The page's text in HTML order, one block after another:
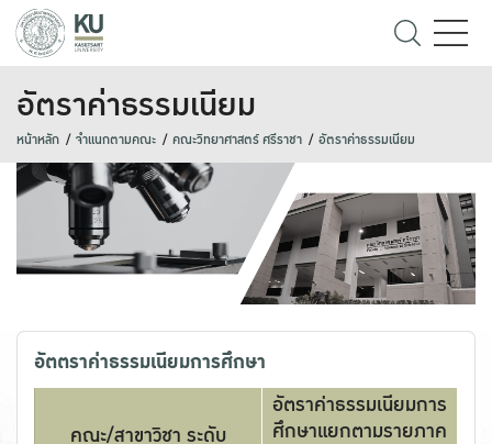
อัตราค่าธรรมเนียม
หน้าหลัก จำแนกตามคณะ คณะวิทยาศาสตร์ ศรีราชา อัตราค่าธรรมเนียม
อัตตราค่าธรรมเนียมการศึกษา
คณะ/สาขาวิชา ระดับ
อัตราค่าธรรมเนียมการ
ศึกษาแยกตามรายภาค